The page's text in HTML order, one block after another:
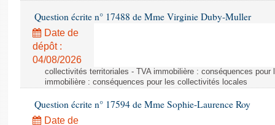
Question écrite n° 17488 de Mme Virginie Duby-Muller
Date de
dépôt :
04/08/2026
collectivités territoriales - TVA immobilière : conséquences
immobilière : conséquences pour les collectivités locales
Question écrite n° 17594 de Mme Sophie-Laurence Roy
Date de